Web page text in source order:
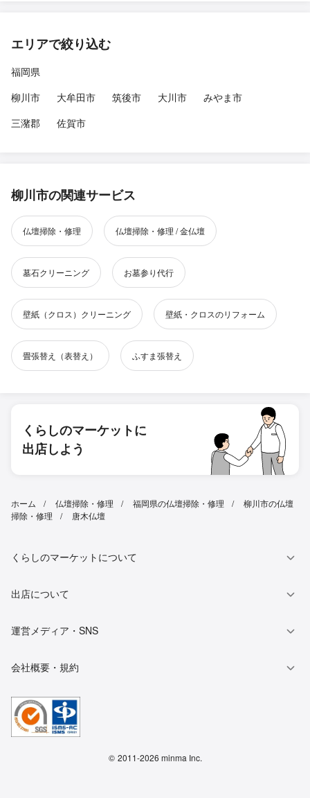
エリアで絞り込む
福岡県
柳川市
大牟田市 筑後市 大川市
みやま市
三潴郡
佐賀市
柳川市の関連サービス
仏壇掃除・修理 仏壇掃除・修理 / 金仏壇
墓石クリーニング お墓参り代行
壁紙（クロス）クリーニング 壁紙・クロスのリフォーム
畳張替え（表替え） ふすま張替え
くらしのマーケットに
出店しよう
ホーム 仏壇掃除・修理 福岡県の仏壇掃除・修理
柳川市の仏壇
掃除・修理
唐木仏壇
くらしのマーケットについて
出店について
運営メディア・SNS
会社概要・規約
© 2011-2026 minma Inc.